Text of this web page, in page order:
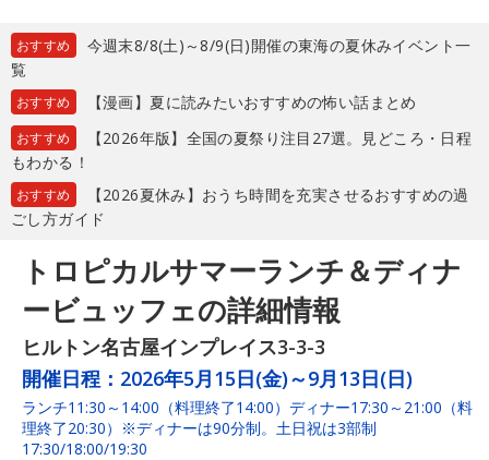
おすすめ
今週末8/8(土)～8/9(日)開催の東海の夏休みイベント一
覧
おすすめ 【漫画】夏に読みたいおすすめの怖い話まとめ
おすすめ
【2026年版】全国の夏祭り注目27選。見どころ・日程
もわかる！
おすすめ
【2026夏休み】おうち時間を充実させるおすすめの過
ごし方ガイド
トロピカルサマーランチ＆ディナ
ービュッフェの詳細情報
ヒルトン名古屋インプレイス3-3-3
開催日程： 2026年5月15日(金)～9月13日(日)
ランチ11:30～14:00（料理終了14:00）ディナー17:30～21:00（料
理終了20:30）※ディナーは90分制。土日祝は3部制
17:30/18:00/19:30